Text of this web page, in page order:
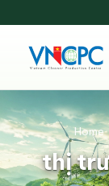
thị
Home